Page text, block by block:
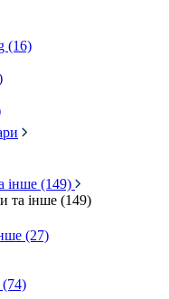
(16)
інше (149)
та інше (149)
(27)
(74)